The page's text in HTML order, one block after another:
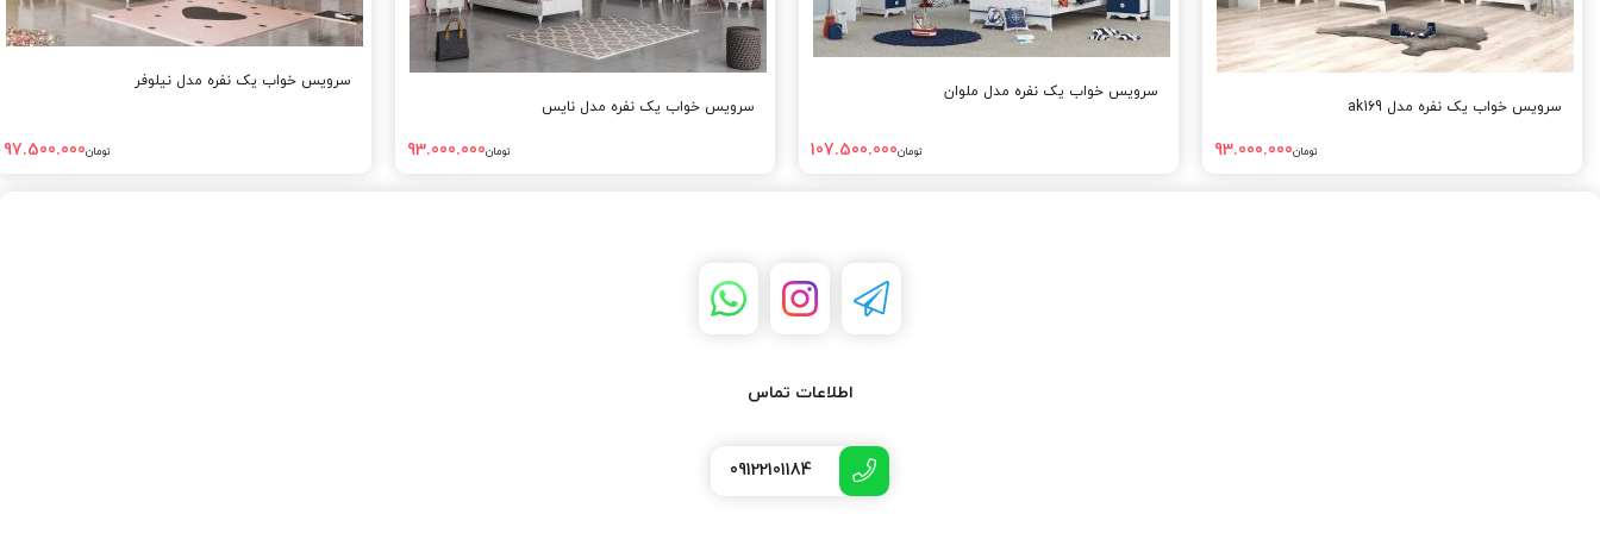
سرویس خواب یک نفره مدل ak169
تومان93.000.000
سرویس خواب یک نفره مدل ملوان
تومان107.500.000
سرویس خواب یک نفره مدل نایس
تومان93.000.000
سرویس خواب یک نفره مدل نیلوفر
تومان97.500.000
اطلاعات تماس
09122101184